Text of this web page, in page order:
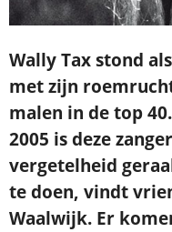
Wally Tax stond
met zijn
malen in de top
2005 is deze
vergetelheid
te doen, vindt
Waalwijk. Er